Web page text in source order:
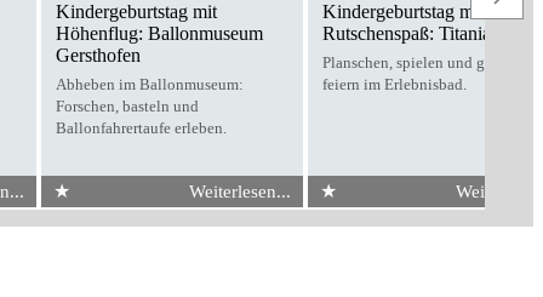
Kindergeburtstag mit
Höhenflug: Ballonmuseum
Gersthofen
Abheben im Ballonmuseum:
Forschen, basteln und
Ballonfahrertaufe erleben.
★ Weiterlesen...
Kindergeburtstag mit
Rutschenspaß: Titania
Planschen, spielen und
feiern im Erlebnisbad.
★